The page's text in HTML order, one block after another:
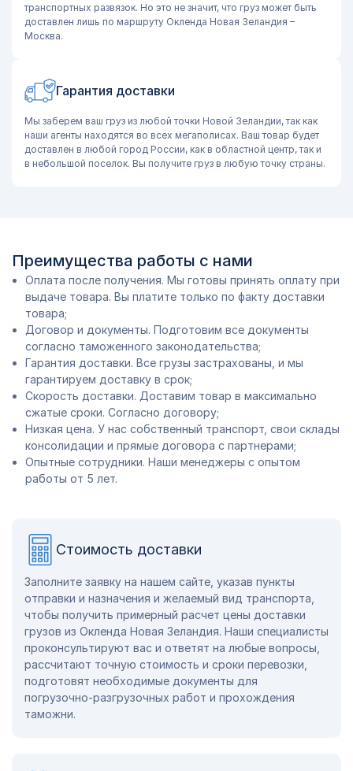
транспортных развязок. Но это не значит, что груз может быть
доставлен лишь по маршруту Окленда Новая Зеландия –
Москва.
Гарантия доставки
Мы заберем ваш груз из любой точки Новой Зеландии, так как
наши агенты находятся во всех мегаполисах. Ваш товар будет
доставлен в любой город России, как в областной центр, так и
в небольшой поселок. Вы получите груз в любую точку страны.
Преимущества работы с нами
Оплата после получения. Мы готовы принять оплату при
выдаче товара. Вы платите только по факту доставки
товара;
Договор и документы. Подготовим все документы
согласно таможенного законодательства;
Гарантия доставки. Все грузы застрахованы, и мы
гарантируем доставку в срок;
Скорость доставки. Доставим товар в максимально
сжатые сроки. Согласно договору;
Низкая цена. У нас собственный транспорт, свои склады
консолидации и прямые договора с партнерами;
Опытные сотрудники. Наши менеджеры с опытом
работы от 5 лет.
Стоимость доставки
Заполните заявку на нашем сайте, указав пункты
отправки и назначения и желаемый вид транспорта,
чтобы получить примерный расчет цены доставки
грузов из Окленда Новая Зеландия. Наши специалисты
проконсультируют вас и ответят на любые вопросы,
рассчитают точную стоимость и сроки перевозки,
подготовят необходимые документы для
погрузочно-разгрузочных работ и прохождения
таможни.